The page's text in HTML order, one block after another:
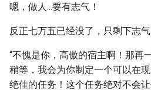
嗯，做人...要有志气！
反正七万五已经没了，只剩下志气
“不愧是你，高傲的宿主啊！那再
稍等，我会为你制定一个可以在
绝佳的任务！这个任务绝对不会